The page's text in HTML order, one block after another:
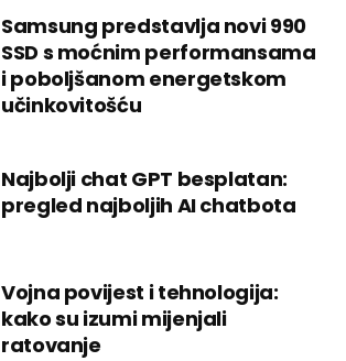
Samsung predstavlja novi 990
SSD s moćnim performansama
i poboljšanom energetskom
učinkovitošću
Najbolji chat GPT besplatan:
pregled najboljih AI chatbota
Vojna povijest i tehnologija:
kako su izumi mijenjali
ratovanje